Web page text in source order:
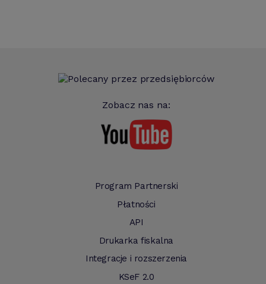
Zobacz nas na:
Program Partnerski
Płatności
API
Drukarka fiskalna
Integracje i rozszerzenia
KSeF 2.0